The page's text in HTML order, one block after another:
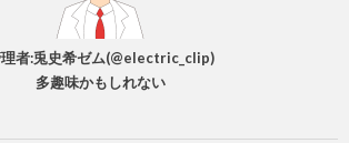
者:兎史希ゼム(@electric_clip)
多趣味かもしれない